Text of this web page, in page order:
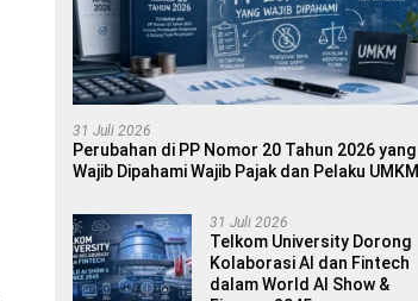
31 Juli 2026
Perubahan di PP Nomor 20 Tahun 2026 yang
Wajib Dipahami Wajib Pajak dan Pelaku UMKM
31 Juli 2026
Telkom University Dorong
Kolaborasi AI dan Fintech
dalam World AI Show &